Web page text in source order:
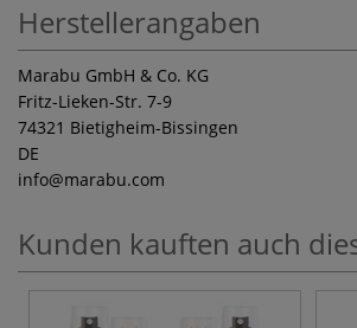
Herstellerangaben
Marabu GmbH & Co. KG
Fritz-Lieken-Str. 7-9
74321 Bietigheim-Bissingen
DE
info@marabu.com
Kunden kauften auch